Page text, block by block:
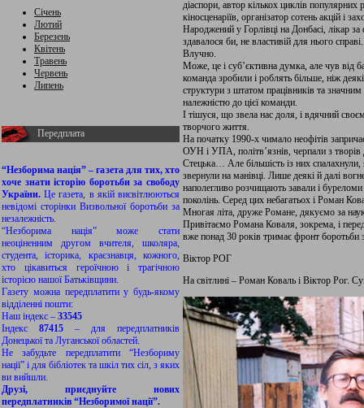
Січень
Лютий
Березень
Квітень
Травень
Червень
Липень
Передплата
“Незборима нація” – газета для тих, хто
хоче знати історію боротьби за свободу
України.Це газета, в якій висвітлюються
невідомі сторінки Визвольної боротьби за
незалежність.
“Незборима нація” може стати
неоціненним другом вчителя, школяра,
студента, історика, краєзнавця, кожного,
хто цікавиться героїчною і трагічною
історією нашої Батьківщини.
Газету можна передплатити у будь-якому
відділенні пошти:
Наш індекс – 33545
Індекс 87415 – для передплатників
Донецької та Луганської областей.
Не забудьте передплатити “Незбориму
нації” і для бібліотек та шкіл тих сіл, з яких
ви вийшли.
Друзі, приєднуйте нових
передплатників “Незборимої нації”.
діаспори, автор кількох циклів
кіносценаріїв, організатор сотень акцій і
Народжений у Горлівці на Донбасі, лікар
здавалося би, не властивій для нього
Влучно.
Може, це і суб’єктивна думка, але чув від
команда зробили і роблять більше, ніж
структури з штатом працівників та
належністю до цієї команди.
І тішуся, що звела нас доля, і вдячний
творчого життя.
На початку 1990-х чимало неофітів
ОУН і УПА, політв’язнів, черпали з
Стецька… Але більшість із них спалахнули,
звернули на манівці. Лише деякі й далі
наполегливо розчищають завали і
поколінь. Серед цих небагатьох і Роман
Многая літа, друже Романе, дякуємо за
Привітаємо Романа Коваля, зокрема, і
вже понад 30 років тримає фронт боротьби
Віктор РОГ
На світлині – Роман Коваль і Віктор Рог.